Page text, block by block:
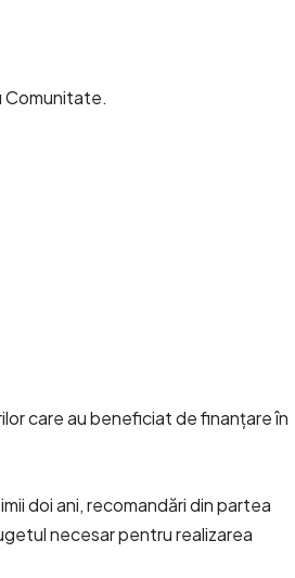
Comunitate.
care au beneficiat de finanțare în
doi ani, recomandări din partea
necesar pentru realizarea